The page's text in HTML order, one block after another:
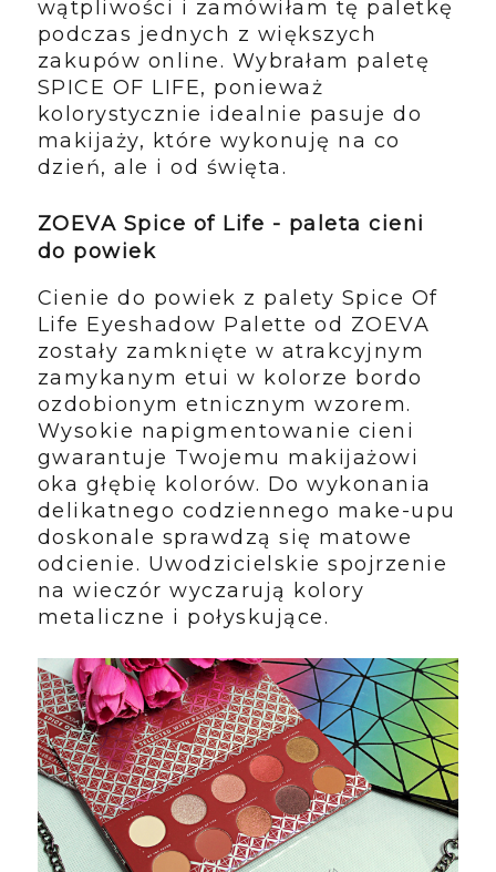
wątpliwości i zamówiłam tę paletkę
podczas jednych z większych
zakupów online. Wybrałam paletę
SPICE OF LIFE, ponieważ
kolorystycznie idealnie pasuje do
makijaży, które wykonuję na co
dzień, ale i od święta.
ZOEVA Spice of Life - paleta cieni
do powiek
Cienie do powiek z palety Spice Of
Life Eyeshadow Palette od ZOEVA
zostały zamknięte w atrakcyjnym
zamykanym etui w kolorze bordo
ozdobionym etnicznym wzorem.
Wysokie napigmentowanie cieni
gwarantuje Twojemu makijażowi
oka głębię kolorów. Do wykonania
delikatnego codziennego make-upu
doskonale sprawdzą się matowe
odcienie. Uwodzicielskie spojrzenie
na wieczór wyczarują kolory
metaliczne i połyskujące.